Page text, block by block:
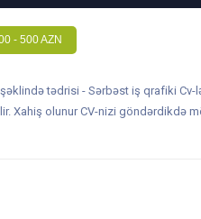
- 500 AZN
tədrisi - Sərbəst iş qrafiki Cv-
Xahiş olunur CV-nizi göndərdikdə